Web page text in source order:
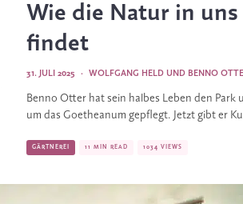
Wie die Natur in
findet
WOLFGANG HELD UND BENNO
·
31. JULI 2025
Benno Otter hat sein halbes Leben den Park
um das Goetheanum gepflegt. Jetzt gibt er
GÄRTNEREI 11 MIN READ 1034 VIEWS